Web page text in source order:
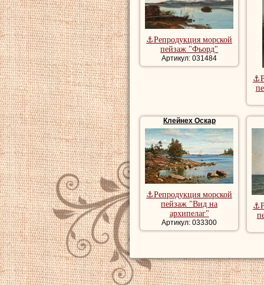
⚓Репродукция морской
пейзаж "Фьорд"
Артикул: 031484
Клейнех Оскар
⚓Репродукция морской
пейзаж "Вид на
архипелаг"
Артикул: 033300